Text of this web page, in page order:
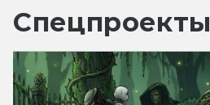
Спецпроекты